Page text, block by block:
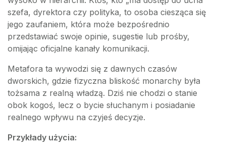
szefa, dyrektora czy polityka, to osoba ciesząca się
jego zaufaniem, która może bezpośrednio
przedstawiać swoje opinie, sugestie lub prośby,
omijając oficjalne kanały komunikacji.
Metafora ta wywodzi się z dawnych czasów
dworskich, gdzie fizyczna bliskość monarchy była
tożsama z realną władzą. Dziś nie chodzi o stanie
obok kogoś, lecz o bycie słuchanym i posiadanie
realnego wpływu na czyjeś decyzje.
Przykłady użycia: